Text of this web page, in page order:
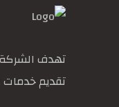
تهدف
تقديم خدمات